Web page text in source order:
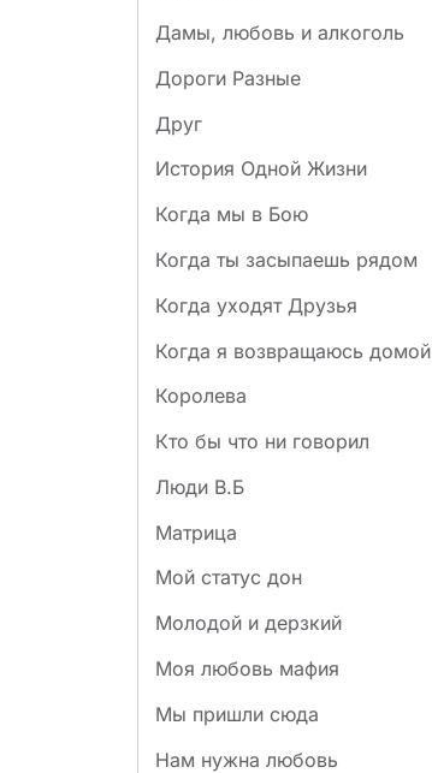
Дамы, любовь и алкоголь
Дороги Разные
Друг
История Одной Жизни
Когда мы в Бою
Когда ты засыпаешь рядом
Когда уходят Друзья
Когда я возвращаюсь домой
Королева
Кто бы что ни говорил
Люди В.Б
Матрица
Мой статус дон
Молодой и дерзкий
Моя любовь мафия
Мы пришли сюда
Нам нужна любовь